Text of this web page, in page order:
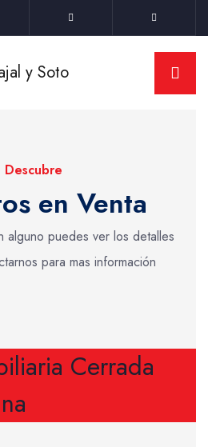
Descubre
en Venta
alguno puedes ver los detalles
para mas información
Cerrada